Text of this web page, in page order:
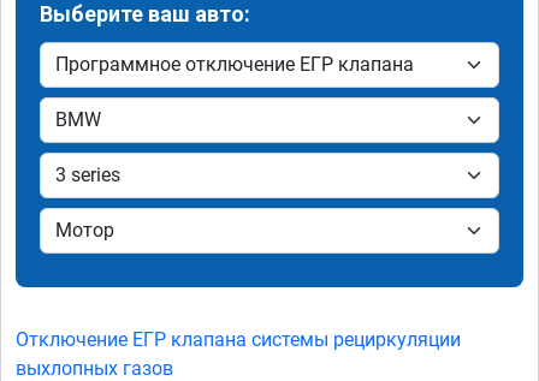
Выберите ваш авто:
Отключение ЕГР клапана системы рециркуляции
выхлопных газов